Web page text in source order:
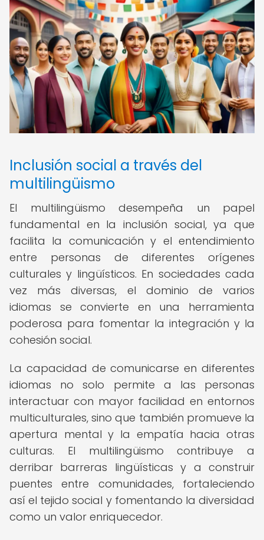
Inclusión social a través del
multilingüismo
El multilingüismo desempeña un papel
fundamental en la inclusión social, ya que
facilita la comunicación y el entendimiento
entre personas de diferentes orígenes
culturales y lingüísticos. En sociedades cada
vez más diversas, el dominio de varios
idiomas se convierte en una herramienta
poderosa para fomentar la integración y la
cohesión social.
La capacidad de comunicarse en diferentes
idiomas no solo permite a las personas
interactuar con mayor facilidad en entornos
multiculturales, sino que también promueve la
apertura mental y la empatía hacia otras
culturas. El multilingüismo contribuye a
derribar barreras lingüísticas y a construir
puentes entre comunidades, fortaleciendo
así el tejido social y fomentando la diversidad
como un valor enriquecedor.